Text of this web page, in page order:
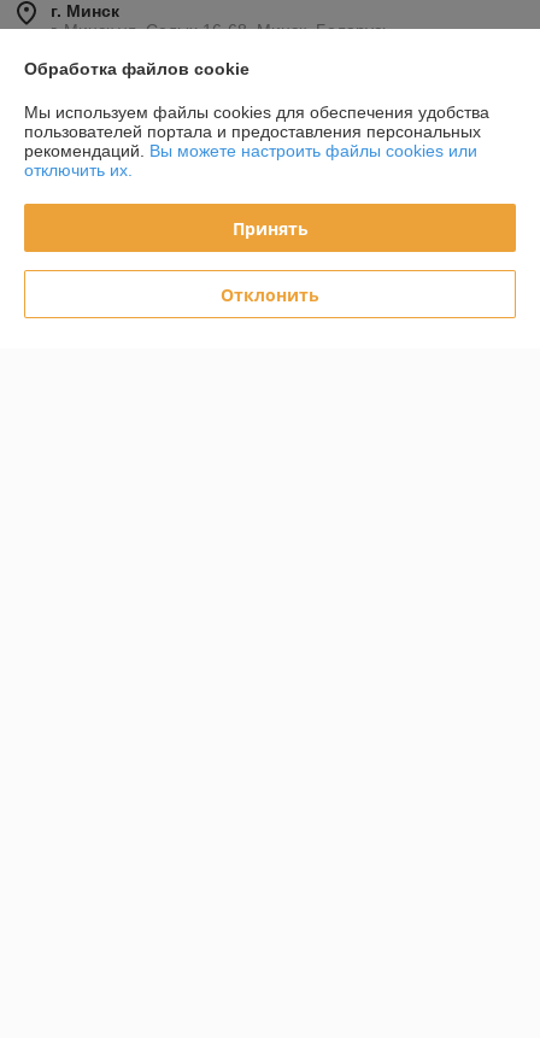
г. Минск
г. Минск ул. Седых 16-68, Минск, Беларусь
Контакты
Сегодня работает с 09:00 до 21:00
Показать весь график работы
30.07.2024
Покупатель
Обработка файлов cookie
Мы используем файлы cookies для обеспечения удобства
пользователей портала и предоставления персональных
рекомендаций. Вы можете настроить файлы cookies или
отключить их.
Принять
Отклонить